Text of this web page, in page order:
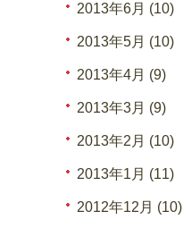
2013年6月 (10)
2013年5月 (10)
2013年4月 (9)
2013年3月 (9)
2013年2月 (10)
2013年1月 (11)
2012年12月 (10)